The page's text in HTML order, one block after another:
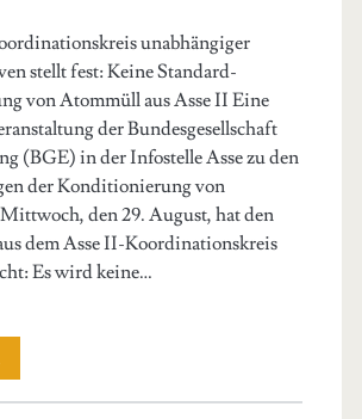
unabhängiger
stellt fest: Keine Standard-
von Atommüll aus Asse II Eine
der Bundesgesellschaft
(BGE) in der Infostelle Asse zu den
der Konditionierung von
den 29. August, hat den
dem Asse II-Koordinationskreis
Es wird keine…
Keine
Standard-